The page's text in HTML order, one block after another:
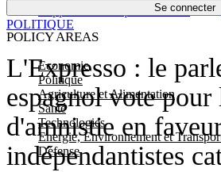
Se connecter
POLICY AREAS
Economie
Politique
Agriculture et Alimentation
Santé
Technologies
Energie, Environnement et
Défense
Économie
L'Expresso : le
espagnol vote pour
d'amnistie en
indépendantistes
POLITIQUE